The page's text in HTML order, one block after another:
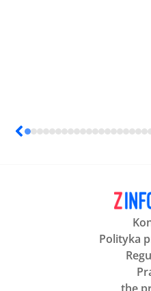
Polityka